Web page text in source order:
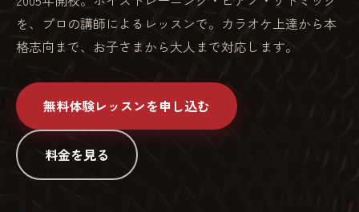
を、プロの講師によるレッスンで。カラオケ上達から本
格志向まで、お子さまから大人まで対応します。
無料体験レッスンを申し込む
料金を見る